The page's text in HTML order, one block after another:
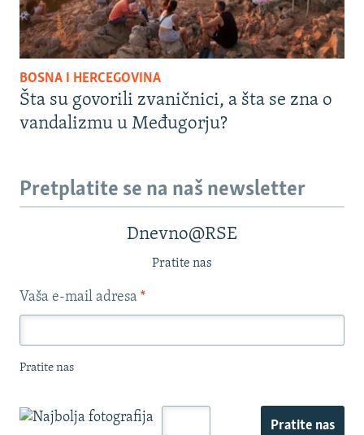
BOSNA I HERCEGOVINA
Šta su govorili zvaničnici, a šta se zna o
vandalizmu u Međugorju?
Pretplatite se na naš newsletter
Dnevno@RSE
Pratite nas
Vaša e-mail adresa *
Pratite nas
Pratite nas